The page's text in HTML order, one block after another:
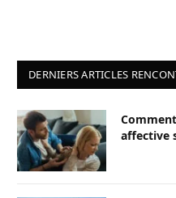
DERNIERS ARTICLES
affective